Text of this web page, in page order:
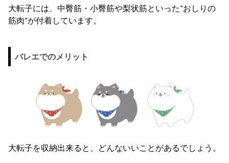
大転子には、中臀筋・小臀筋や梨状筋といった“おしりの
筋肉”が付着しています。
バレエでのメリット
大転子を収納出来ると、どんないいことがあるでしょう。